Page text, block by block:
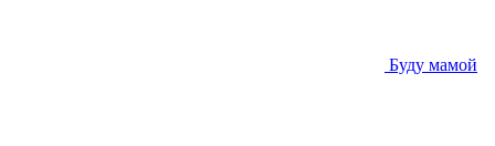
Буду мамой